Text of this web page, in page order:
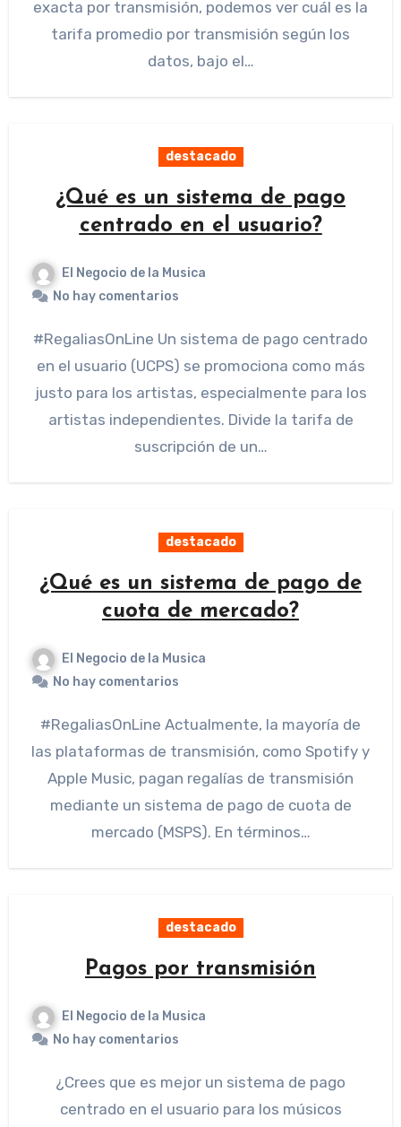
exacta por transmisión, podemos ver cuál es la
tarifa promedio por transmisión según los
datos, bajo el…
destacado
¿Qué es un sistema de pago
centrado en el usuario?
El Negocio de la Musica
No hay comentarios
#RegaliasOnLine Un sistema de pago centrado
en el usuario (UCPS) se promociona como más
justo para los artistas, especialmente para los
artistas independientes. Divide la tarifa de
suscripción de un…
destacado
¿Qué es un sistema de pago de
cuota de mercado?
El Negocio de la Musica
No hay comentarios
#RegaliasOnLine Actualmente, la mayoría de
las plataformas de transmisión, como Spotify y
Apple Music, pagan regalías de transmisión
mediante un sistema de pago de cuota de
mercado (MSPS). En términos…
destacado
Pagos por transmisión
El Negocio de la Musica
No hay comentarios
¿Crees que es mejor un sistema de pago
centrado en el usuario para los músicos